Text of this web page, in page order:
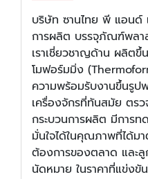
บริษัท ซานไทย พี แอนด์
การผลิต บรรจุภัณฑ์พลา
เราเชี่ยวชาญด้าน ผลิตขึ้
โมฟอร์มมิ่ง
ความพร้อมรับงานขึ้นรู
เครื่องจักรที่ทันสมัย ตร
กระบวนการผลิต มีการท
มั่นใจได้ในคุณภาพที่ได้ม
ต้องการของตลาด และ
นัดหมาย ในราคาที่แข่งขั